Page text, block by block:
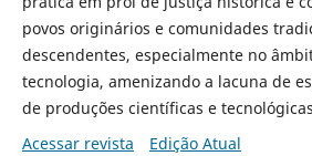
povos originários e comunidades
descendentes, especialmente no
tecnologia, amenizando a lacuna de
de produções científicas e
Acessar revista
Edição Atual